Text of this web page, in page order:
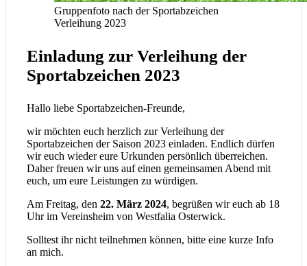
Gruppenfoto nach der Sportabzeichen
Verleihung 2023
Einladung zur Verleihung der
Sportabzeichen 2023
Hallo liebe Sportabzeichen-Freunde,
wir möchten euch herzlich zur Verleihung der
Sportabzeichen der Saison 2023 einladen. Endlich dürfen
wir euch wieder eure Urkunden persönlich überreichen.
Daher freuen wir uns auf einen gemeinsamen Abend mit
euch, um eure Leistungen zu würdigen.
Am Freitag, den 22. März 2024, begrüßen wir euch ab 18
Uhr im Vereinsheim von Westfalia Osterwick.
Solltest ihr nicht teilnehmen können, bitte eine kurze Info
an mich.